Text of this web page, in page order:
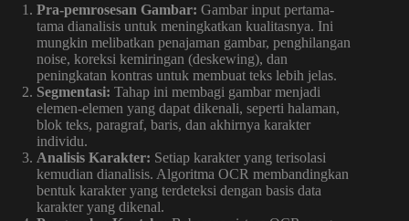
Pra-pemrosesan Gambar: Gambar input pertama-
tama dianalisis untuk meningkatkan kualitasnya. Ini
mungkin melibatkan penajaman gambar, penghilangan
noise, koreksi kemiringan (deskewing), dan
peningkatan kontras untuk membuat teks lebih jelas.
Segmentasi: Tahap ini membagi gambar menjadi
elemen-elemen yang dapat dikenali, seperti halaman,
blok teks, paragraf, baris, dan akhirnya karakter
individu.
Analisis Karakter: Setiap karakter yang terisolasi
kemudian dianalisis. Algoritma OCR membandingkan
bentuk karakter yang terdeteksi dengan basis data
karakter yang dikenal.